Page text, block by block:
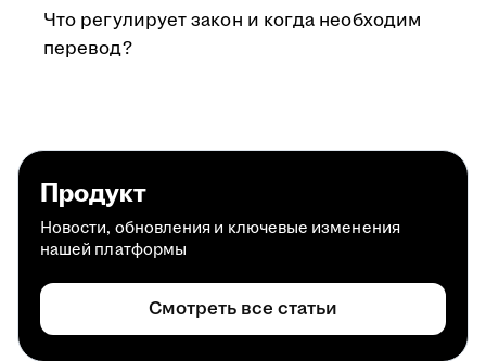
Что регулирует закон и когда необходим
перевод?
Продукт
Новости, обновления и ключевые изменения
нашей платформы
Смотреть все статьи